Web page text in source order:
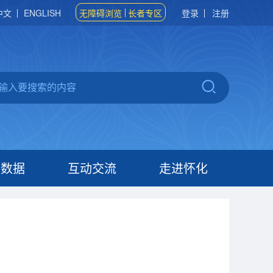
文 ENGLISH 无障碍浏览 长者专区 登录 注册
据 互动交流 走进怀化